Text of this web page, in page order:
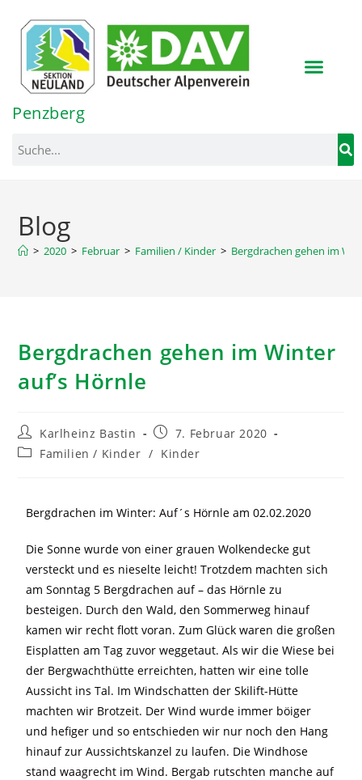
springen
Penzberg
Blog
> 2020 > Februar > Familien / Kinder > Bergdrachen gehen im
Bergdrachen gehen im Winter
auf’s Hörnle
Karlheinz Bastin
7. Februar 2020
Familien / Kinder / Kinder
Bergdrachen im Winter: Auf´s Hörnle am 02.02.2020
Die Sonne wurde von einer grauen Wolkendecke gut
versteckt und es nieselte leicht! Trotzdem machten sich
am Sonntag 5 Bergdrachen auf – das Hörnle zu
besteigen. Durch den Wald, den Sommerweg hinauf
kamen wir recht flott voran. Zum Glück waren die großen
Eisplatten am Tag zuvor weggetaut. Als wir die Wiese bei
der Bergwachthütte erreichten, hatten wir eine tolle
Aussicht ins Tal. Im Windschatten der Skilift-Hütte
machten wir Brotzeit. Der Wind wurde immer böiger
und hefiger und so entschieden wir nur noch den Hang
hinauf zur Aussichtskanzel zu laufen. Die Windhose
stand waagrecht im Wind. Bergab rutschten manche auf